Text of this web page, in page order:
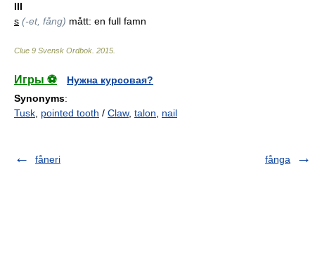
III
s (-et, fång) mått: en full famn
Clue 9 Svensk Ordbok 2015
Игры ⚽
Нужна курсовая?
Synonyms:
Tusk pointed tooth / Claw, talon nail
fåneri fånga